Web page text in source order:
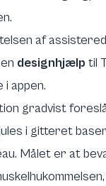
af
designhjælp til
appen.
gradvist
i gitteret
Målet er at